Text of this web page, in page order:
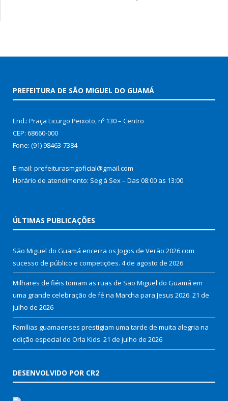
PREFEITURA DE SÃO MIGUEL DO GUAMÁ
End.: Praça Licurgo Peixoto, nº 130 – Centro
CEP: 68660-000
Fone: (91) 98463-7384
E-mail: prefeiturasmgoficial@gmail.com
Horário de atendimento: Seg à Sex – Das 08:00 as 13:00
ÚLTIMAS PUBLICAÇÕES
São Miguel do Guamá encerra os Jogos de Verão 2026 com
sucesso de público e competições. 4 de agosto de 2026
Milhares de fiéis tomam as ruas de São Miguel do Guamá em
uma grande celebração de fé na Marcha para Jesus 2026. 21 de
julho de 2026
Famílias guamaenses prestigiam uma tarde de muita alegria na
edição especial do Orla Kids. 21 de julho de 2026
DESENVOLVIDO POR CR2